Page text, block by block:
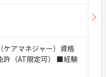
アマネジャー）資格
許（AT限定可） ■経験